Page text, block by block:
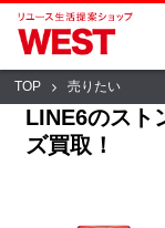
TOP 売りたい
LINE6のスト
ズ買取！